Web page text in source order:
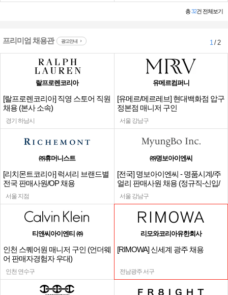
총32건 전체보기
프리미엄 채용관 광고안내 1/ 2
랄프로렌코리아
[랄프로렌코리아] 직영 스토어 직원
채용 (본사 소속)
경기 하남시
유메르컴퍼니
[유메르/메르레브] 현대백화점 압구
정본점 매니저 구인
서울 강남구
㈜휴머니스트
[리치몬트코리아] 럭셔리 브랜드별
전국 판매사원/OP 채용
서울 지점
㈜명보아이엔씨
[전국] 명보아이엔씨 - 명품시계/주
얼리 판매사원 채용 (정규직-신입/
경력)
서울 강남구
티앤씨아이엔티 ㈜
인천 스퀘어원 매니저 구인 (언더웨
어 판매자경험자 우대)
인천 연수구
리모와코리아유한회사
[RIMOWA] 신세계 광주 채용
전남광주 서구